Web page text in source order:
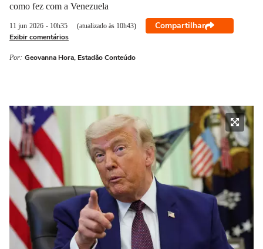
como fez com a Venezuela
11 jun 2026 - 10h35 (atualizado às 10h43) Compartilhar
Exibir comentários
Por: Geovanna Hora, Estadão Conteúdo